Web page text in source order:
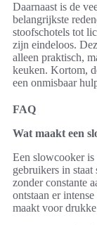
Daarnaast is de
belangrijkste
stoofschotels tot
zijn eindeloos.
alleen praktisch,
keuken. Kortom,
een onmisbaar
FAQ
Wat maakt een
Een slowcooker
gebruikers in staat
zonder constante
ontstaan er
maakt voor